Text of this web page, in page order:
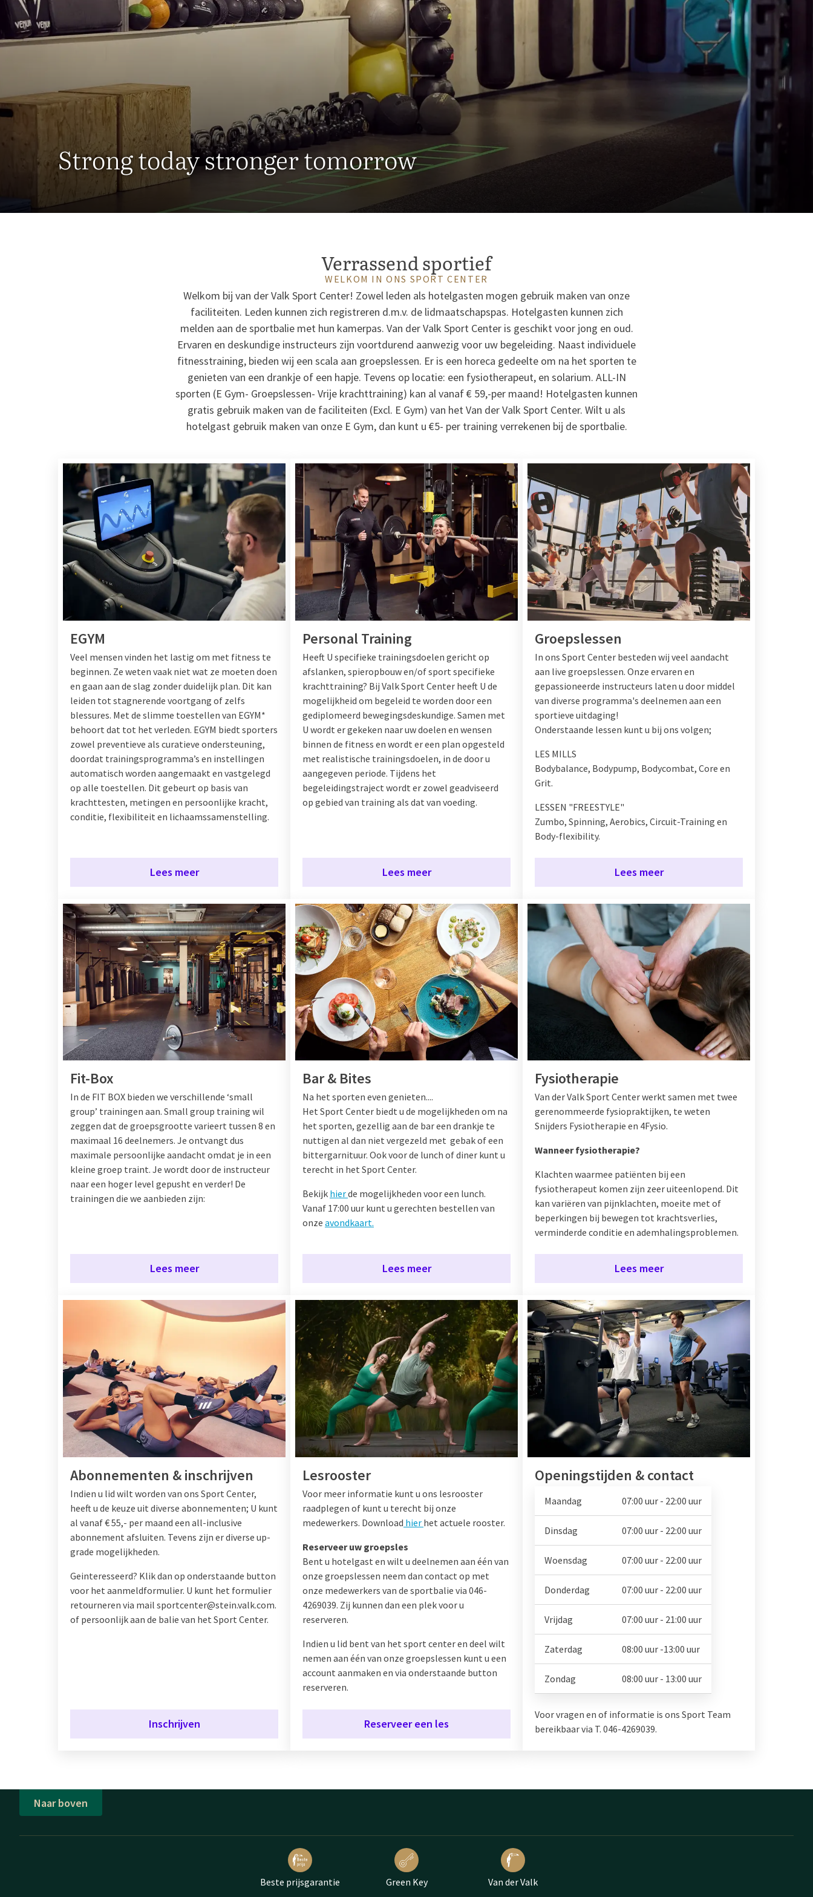
Strong today stronger tomorrow
Verrassend sportief
WELKOM IN ONS SPORT CENTER
Welkom bij van der Valk Sport Center! Zowel leden als hotelgasten mogen gebruik maken van onze
faciliteiten. Leden kunnen zich registreren d.m.v. de lidmaatschapspas. Hotelgasten kunnen zich
melden aan de sportbalie met hun kamerpas. Van der Valk Sport Center is geschikt voor jong en oud.
Ervaren en deskundige instructeurs zijn voortdurend aanwezig voor uw begeleiding. Naast individuele
fitnesstraining, bieden wij een scala aan groepslessen. Er is een horeca gedeelte om na het sporten te
genieten van een drankje of een hapje. Tevens op locatie: een fysiotherapeut, en solarium. ALL-IN
sporten (E Gym- Groepslessen- Vrije krachttraining) kan al vanaf € 59,-per maand! Hotelgasten kunnen
gratis gebruik maken van de faciliteiten (Excl. E Gym) van het Van der Valk Sport Center. Wilt u als
hotelgast gebruik maken van onze E Gym, dan kunt u €5- per training verrekenen bij de sportbalie.
EGYM
Veel mensen vinden het lastig om met fitness te
beginnen. Ze weten vaak niet wat ze moeten doen
en gaan aan de slag zonder duidelijk plan. Dit kan
leiden tot stagnerende voortgang of zelfs
blessures. Met de slimme toestellen van EGYM*
behoort dat tot het verleden. EGYM biedt sporters
zowel preventieve als curatieve ondersteuning,
doordat trainingsprogramma’s en instellingen
automatisch worden aangemaakt en vastgelegd
op alle toestellen. Dit gebeurt op basis van
krachttesten, metingen en persoonlijke kracht,
conditie, flexibiliteit en lichaamssamenstelling.
Lees meer
Personal Training
Heeft U specifieke trainingsdoelen gericht op
afslanken, spieropbouw en/of sport specifieke
krachttraining? Bij Valk Sport Center heeft U de
mogelijkheid om begeleid te worden door een
gediplomeerd bewegingsdeskundige. Samen met
U wordt er gekeken naar uw doelen en wensen
binnen de fitness en wordt er een plan opgesteld
met realistische trainingsdoelen, in de door u
aangegeven periode. Tijdens het
begeleidingstraject wordt er zowel geadviseerd
op gebied van training als dat van voeding.
Lees meer
Groepslessen
In ons Sport Center besteden wij veel aandacht
aan live groepslessen. Onze ervaren en
gepassioneerde instructeurs laten u door middel
van diverse programma's deelnemen aan een
sportieve uitdaging!
Onderstaande lessen kunt u bij ons volgen;
LES MILLS
Bodybalance, Bodypump, Bodycombat, Core en
Grit.
LESSEN "FREESTYLE"
Zumbo, Spinning, Aerobics, Circuit-Training en
Body-flexibility.
Lees meer
Fit-Box
In de FIT BOX bieden we verschillende ‘small
group’ trainingen aan. Small group training wil
zeggen dat de groepsgrootte varieert tussen 8 en
maximaal 16 deelnemers. Je ontvangt dus
maximale persoonlijke aandacht omdat je in een
kleine groep traint. Je wordt door de instructeur
naar een hoger level gepusht en verder! De
trainingen die we aanbieden zijn:
Lees meer
Bar & Bites
Na het sporten even genieten....
Het Sport Center biedt u de mogelijkheden om na
het sporten, gezellig aan de bar een drankje te
nuttigen al dan niet vergezeld met gebak of een
bittergarnituur. Ook voor de lunch of diner kunt u
terecht in het Sport Center.
Bekijk hierde mogelijkheden voor een lunch.
Vanaf 17:00 uur kunt u gerechten bestellen van
onze avondkaart.
Lees meer
Fysiotherapie
Van der Valk Sport Center werkt samen met twee
gerenommeerde fysiopraktijken, te weten
Snijders Fysiotherapie en 4Fysio.
Wanneer fysiotherapie?
Klachten waarmee patiënten bij een
fysiotherapeut komen zijn zeer uiteenlopend. Dit
kan variëren van pijnklachten, moeite met of
beperkingen bij bewegen tot krachtsverlies,
verminderde conditie en ademhalingsproblemen.
Lees meer
Abonnementen & inschrijven
Indien u lid wilt worden van ons Sport Center,
heeft u de keuze uit diverse abonnementen; U kunt
al vanaf € 55,- per maand een all-inclusive
abonnement afsluiten. Tevens zijn er diverse up-
grade mogelijkheden.
Geinteresseerd? Klik dan op onderstaande button
voor het aanmeldformulier. U kunt het formulier
retourneren via mail sportcenter@stein.valk.com.
of persoonlijk aan de balie van het Sport Center.
Inschrijven
Lesrooster
Voor meer informatie kunt u ons lesrooster
raadplegen of kunt u terecht bij onze
medewerkers. Download hier het actuele rooster.
Reserveer uw groepsles
Bent u hotelgast en wilt u deelnemen aan één van
onze groepslessen neem dan contact op met
onze medewerkers van de sportbalie via 046-
4269039. Zij kunnen dan een plek voor u
reserveren.
Indien u lid bent van het sport center en deel wilt
nemen aan één van onze groepslessen kunt u een
account aanmaken en via onderstaande button
reserveren.
Reserveer een les
Openingstijden & contact
Maandag 07:00 uur - 22:00 uur
Dinsdag 07:00 uur - 22:00 uur
Woensdag 07:00 uur - 22:00 uur
Donderdag 07:00 uur - 22:00 uur
Vrijdag 07:00 uur - 21:00 uur
Zaterdag 08:00 uur -13:00 uur
Zondag 08:00 uur - 13:00 uur
Voor vragen en of informatie is ons Sport Team
bereikbaar via T. 046-4269039.
Naar boven
Beste prijsgarantie Green Key Van der Valk